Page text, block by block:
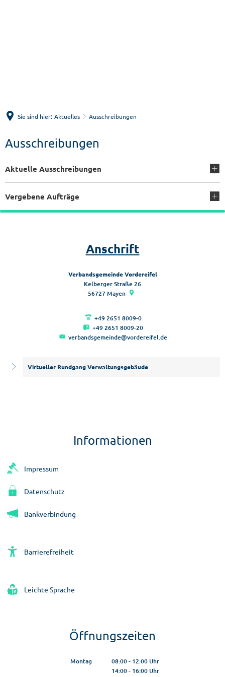
Sie sind hier: Aktuelles Ausschreibungen
Ausschreibungen
Aktuelle Ausschreibungen
Vergebene Aufträge
Anschrift
Verbandsgemeinde Vordereifel
Kelberger Straße 26
56727 Mayen
+49 2651 8009-0
+49 2651 8009-20
verbandsgemeinde@vordereifel.de
Virtueller Rundgang Verwaltungsgebäude
Informationen
Impressum
Datenschutz
Bankverbindung
Barrierefreiheit
Leichte Sprache
Öffnungszeiten
Montag 08:00- 12:00Uhr
Von 08:00 bis 12:00 Uhr
14:00- 16:00Uhr